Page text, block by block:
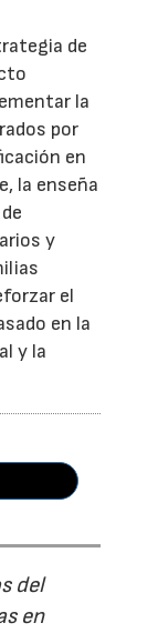
de
la
por
en
la enseña
y
el
en la
y la
del
en